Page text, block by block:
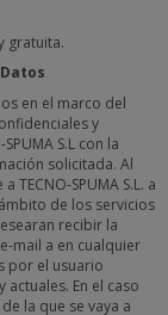
gratuita.
en el marco del
y
S.L con la
solicitada. Al
SPUMA S.L. a
de los servicios
recibir la
mail a en cualquier
por el usuario
En el caso
la que se vaya a